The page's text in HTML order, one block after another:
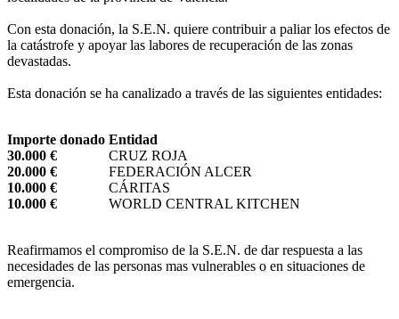
Con esta donación, la S.E.N. quiere contribuir a paliar los efectos de
la catástrofe y apoyar las labores de recuperación de las zonas
devastadas.
Esta donación se ha canalizado a través de las siguientes entidades:
Importe donado Entidad
30.000 €
CRUZ ROJA
20.000 €
FEDERACIÓN ALCER
10.000 €
CÁRITAS
10.000 €
WORLD CENTRAL KITCHEN
Reafirmamos el compromiso de la S.E.N. de dar respuesta a las
necesidades de las personas mas vulnerables o en situaciones de
emergencia.